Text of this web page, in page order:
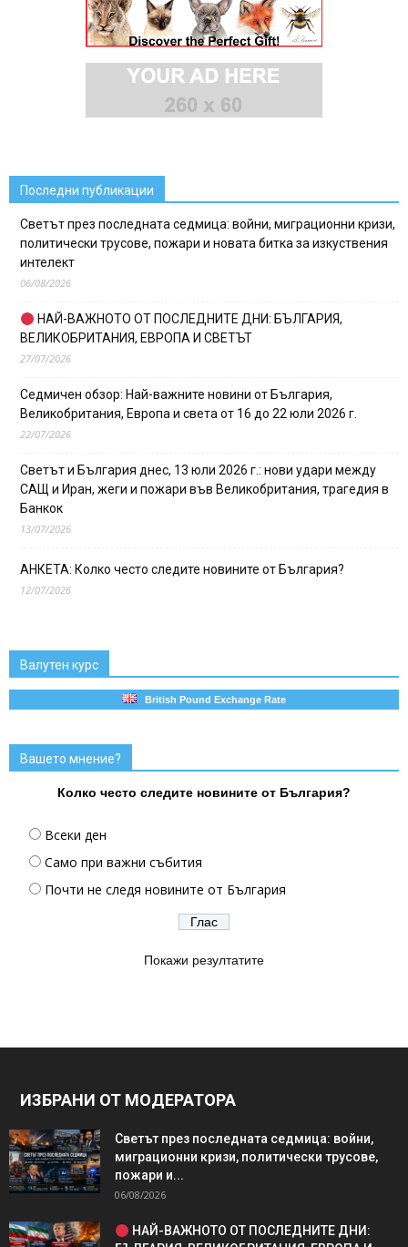
Последни публикации
Светът през последната седмица: войни, миграционни кризи,
политически трусове, пожари и новата битка за изкуствения
интелект
06/08/2026
НАЙ-ВАЖНОТО ОТ ПОСЛЕДНИТЕ ДНИ: БЪЛГАРИЯ,
ВЕЛИКОБРИТАНИЯ, ЕВРОПА И СВЕТЪТ
27/07/2026
Седмичен обзор: Най-важните новини от България,
Великобритания, Европа и света от 16 до 22 юли 2026 г.
22/07/2026
Светът и България днес, 13 юли 2026 г.: нови удари между
САЩ и Иран, жеги и пожари във Великобритания, трагедия в
Банкок
13/07/2026
АНКЕТА: Колко често следите новините от България?
12/07/2026
Валутен курс
British Pound Exchange Rate
Вашето мнение?
Колко често следите новините от България?
Всеки ден
Само при важни събития
Почти не следя новините от България
Покажи резултатите
ИЗБРАНИ ОТ МОДЕРАТОРА
Светът през последната седмица: войни,
миграционни кризи, политически трусове,
пожари и...
06/08/2026
НАЙ-ВАЖНОТО ОТ ПОСЛЕДНИТЕ ДНИ: